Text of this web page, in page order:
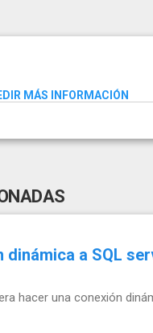
MÁS INFORMACIÓN
dinámica a SQL
hacer una conexión